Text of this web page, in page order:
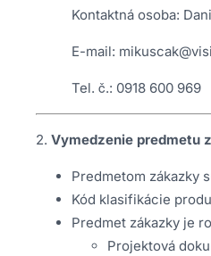
Kontaktná osoba:
E-mail:
Tel. č.: 0918 600 969
2. Vymedzenie predmetu
Predmetom zákazky
Kód klasifikácie
Predmet zákazky je
Projektová